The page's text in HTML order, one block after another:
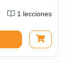
1 lecciones